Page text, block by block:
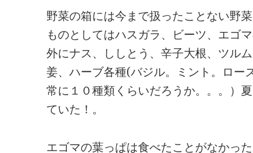
野菜の箱には今まで扱ったことない野
ものとしてはハスガラ、ビーツ、エゴ
外にナス、ししとう、辛子大根、ツル
姜、ハーブ各種(バジル。ミント。ロー
常に１０種類くらいだろうか。。。）
ていた！。
エゴマの葉っぱは食べたことがなかっ